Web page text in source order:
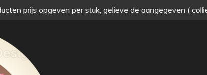
prijs opgeven per stuk, gelieve de aangegeven (